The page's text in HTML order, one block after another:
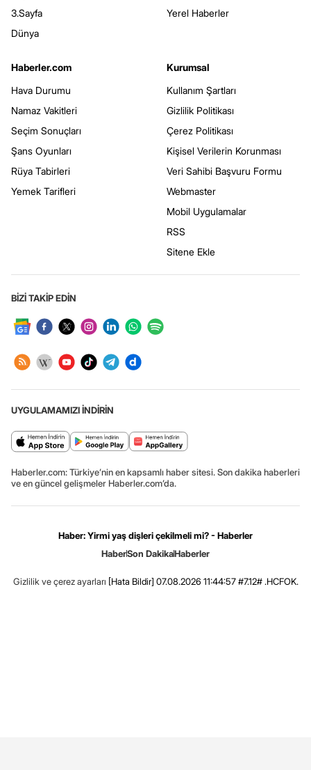
3.Sayfa
Dünya
Yerel Haberler
Haberler.com
Hava Durumu
Namaz Vakitleri
Seçim Sonuçları
Şans Oyunları
Rüya Tabirleri
Yemek Tarifleri
Kurumsal
Kullanım Şartları
Gizlilik Politikası
Çerez Politikası
Kişisel Verilerin Korunması
Veri Sahibi Başvuru Formu
Webmaster
Mobil Uygulamalar
RSS
Sitene Ekle
BİZİ TAKİP EDİN
UYGULAMAMIZI İNDİRİN
Haberler.com: Türkiye’nin en kapsamlı haber sitesi. Son dakika haberleri
ve en güncel gelişmeler Haberler.com’da.
Haber: Yirmi yaş dişleri çekilmeli mi? - Haberler
HaberSon DakikaHaberler
Gizlilik ve çerez ayarları [Hata Bildir] 07.08.2026 11:44:57 #7.12# .HCFOK.